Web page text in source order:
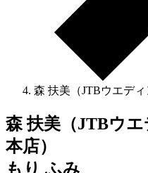
森 扶美（JTBウエディ
森 扶美（JTBウ
本店）
もり ふみ